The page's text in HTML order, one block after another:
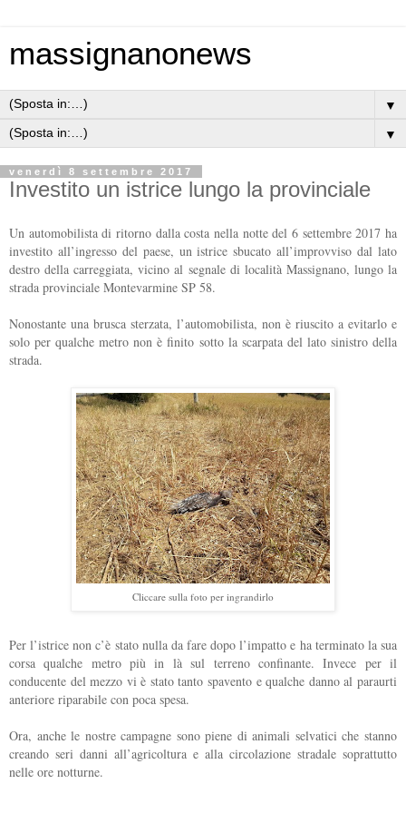
massignanonews
▼
▼
venerdì 8 settembre 2017
Investito un istrice lungo la provinciale
Un automobilista di ritorno dalla costa nella notte del 6 settembre 2017 ha
investito all’ingresso del paese, un istrice sbucato all’improvviso dal lato
destro della carreggiata, vicino al segnale di località Massignano, lungo la
strada provinciale Montevarmine SP 58.
Nonostante una brusca sterzata, l’automobilista, non è riuscito a evitarlo e
solo per qualche metro non è finito sotto la scarpata del lato sinistro della
strada.
Cliccare sulla foto per ingrandirlo
Per l’istrice non c’è stato nulla da fare dopo l’impatto e ha terminato la sua
corsa qualche metro più in là sul terreno confinante. Invece per il
conducente del mezzo vi è stato tanto spavento e qualche danno al paraurti
anteriore riparabile con poca spesa.
Ora, anche le nostre campagne sono piene di animali selvatici che stanno
creando seri danni all’agricoltura e alla circolazione stradale soprattutto
nelle ore notturne.